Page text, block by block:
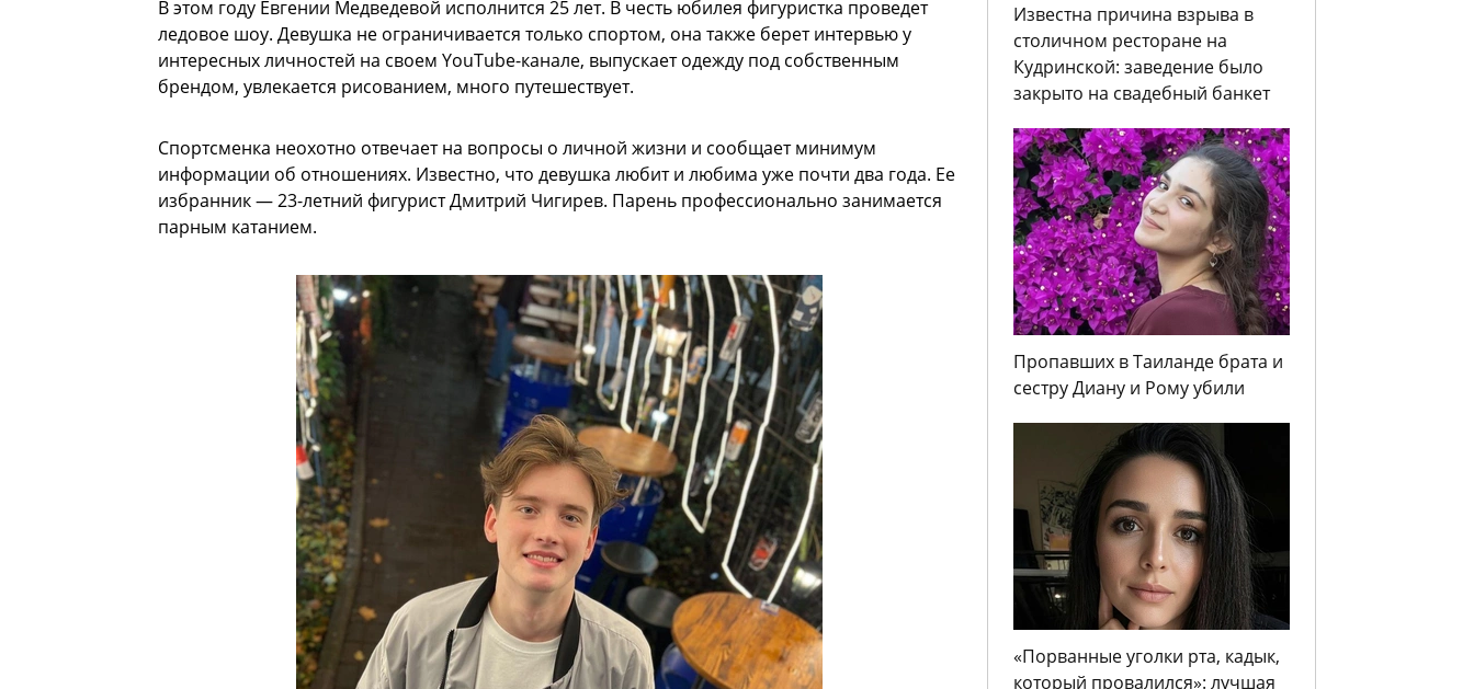
В этом году Евгении Медведевой исполнится 25 лет. В честь юбилея фигуристка проведет
ледовое шоу. Девушка не ограничивается только спортом, она также берет интервью у
интересных личностей на своем YouTube-канале, выпускает одежду под собственным
брендом, увлекается рисованием, много путешествует.
Спортсменка неохотно отвечает на вопросы о личной жизни и сообщает минимум
информации об отношениях. Известно, что девушка любит и любима уже почти два года. Ее
избранник — 23-летний фигурист Дмитрий Чигирев. Парень профессионально занимается
парным катанием.
Известна причина взрыва в
столичном ресторане на
Кудринской: заведение было
закрыто на свадебный банкет
Пропавших в Таиланде брата и
сестру Диану и Рому убили
«Порванные уголки рта, кадык,
который провалился»: лучшая